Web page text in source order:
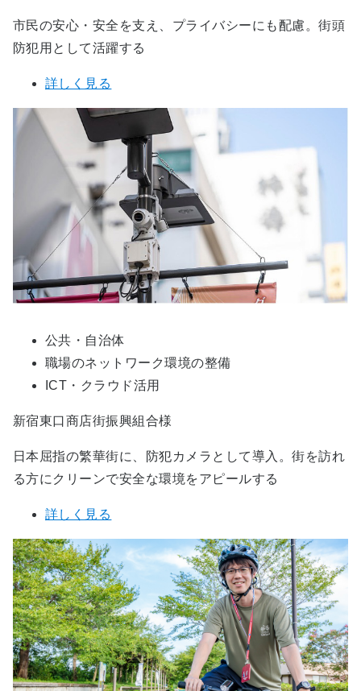
市民の安心・安全を支え、プライバシーにも配慮。街頭
防犯用として活躍する
詳しく見る
公共・自治体
職場のネットワーク環境の整備
ICT・クラウド活用
新宿東口商店街振興組合様
日本屈指の繁華街に、防犯カメラとして導入。街を訪れ
る方にクリーンで安全な環境をアピールする
詳しく見る